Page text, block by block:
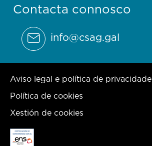
Contacta connosco
info@csag.gal
Aviso legal e política de privacidade
Política de cookies
Xestión de cookies